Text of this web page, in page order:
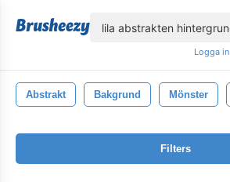
Logga in
Abstrakt Bakgrund Mönster
Filters